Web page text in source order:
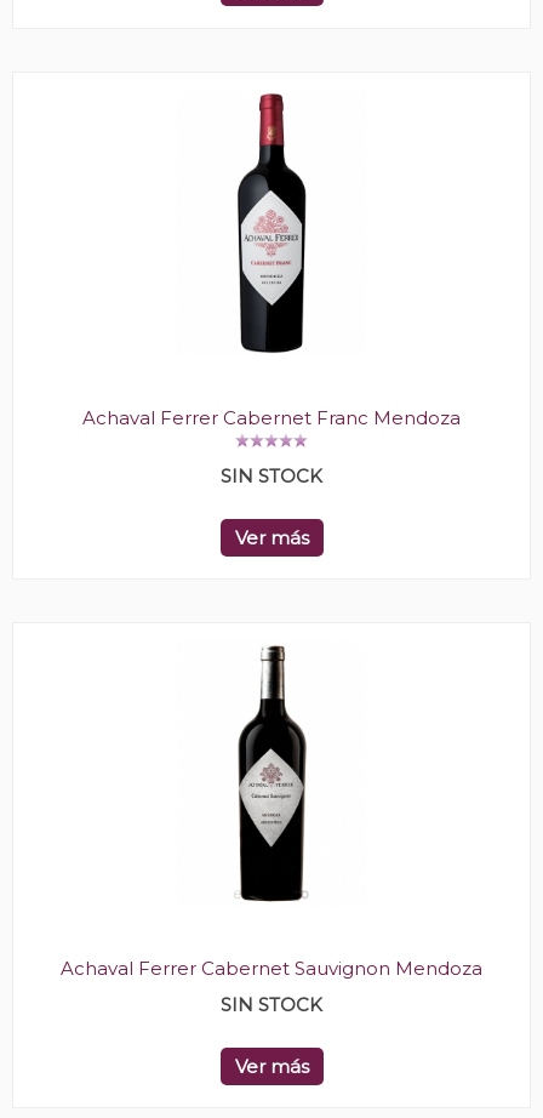
Achaval Ferrer Cabernet Franc Mendoza
SIN STOCK
Ver más
Achaval Ferrer Cabernet Sauvignon Mendoza
SIN STOCK
Ver más